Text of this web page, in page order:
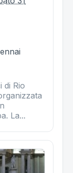
di Rio
La...